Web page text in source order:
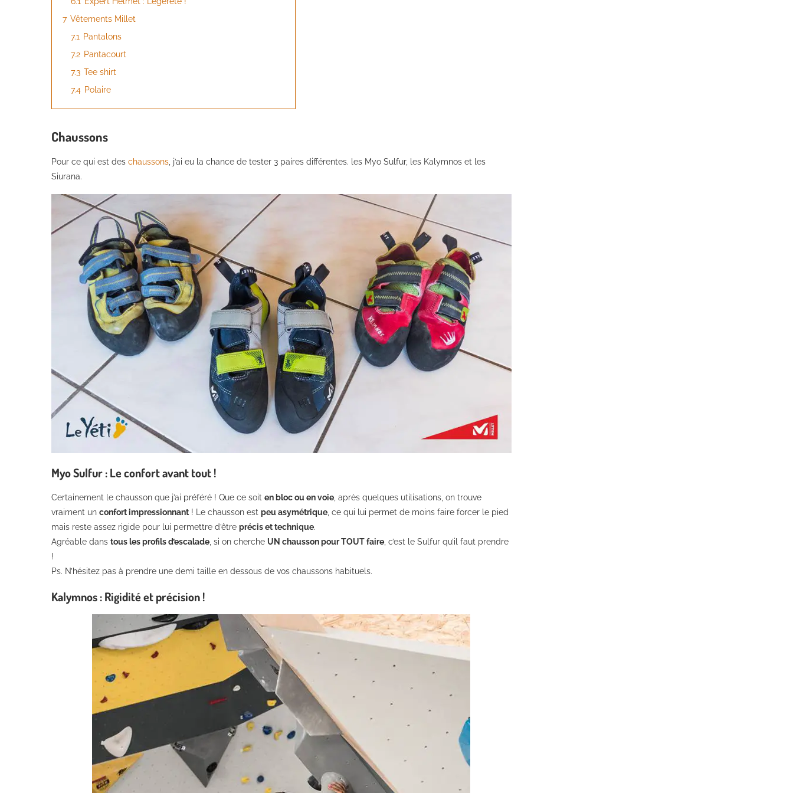
7 Vêtements Millet
7.1
Pantalons
7.2 Pantacourt
7.3 Tee shirt
7.4 Polaire
Chaussons
Pour ce qui est des chaussons , j’ai eu la chance de tester 3 paires différentes. les Myo Sulfur, les Kalymnos et les
Siurana.
Myo Sulfur : Le confort avant tout !
Certainement le chausson que j’ai préféré ! Que ce soit en bloc ou en voie , après quelques utilisations, on trouve
vraiment un confort impressionnant ! Le chausson est peu asymétrique , ce qui lui permet de moins faire forcer le pied
mais reste assez rigide pour lui permettre d’être précis et technique.
Agréable dans tous les profils d’escalade , si on cherche UN chausson pour TOUT faire , c’est le Sulfur qu’il faut prendre
!
Ps. N’hésitez pas à prendre une demi taille en dessous de vos chaussons habituels.
Kalymnos : Rigidité et précision !